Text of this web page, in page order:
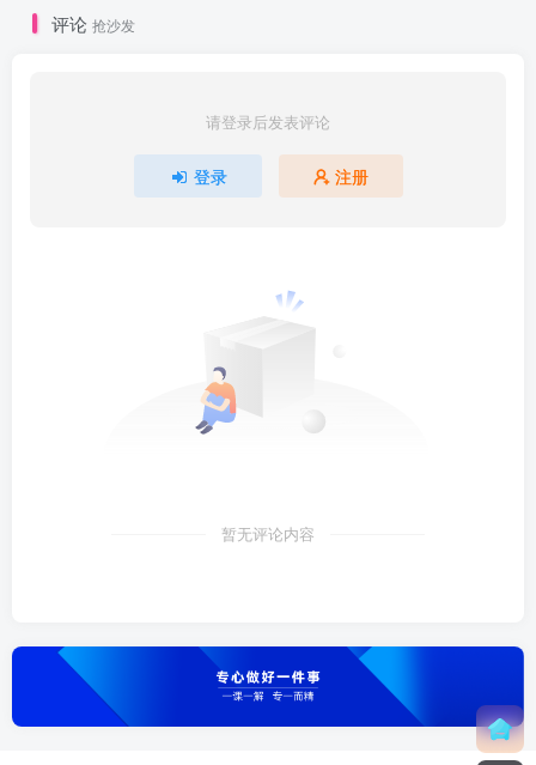
评论 抢沙发
请登录后发表评论
登录 注册
暂无评论内容